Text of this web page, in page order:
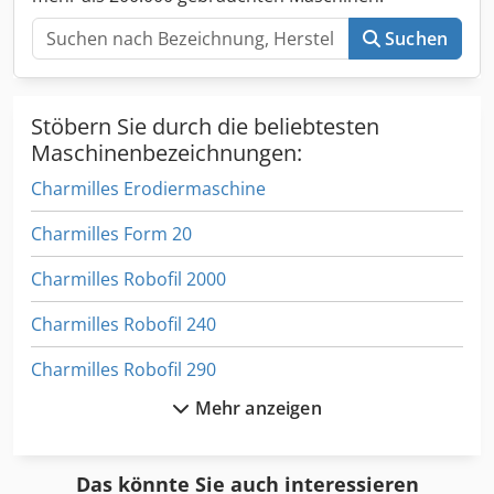
Suchen
Stöbern Sie durch die beliebtesten
Maschinenbezeichnungen:
Charmilles Erodiermaschine
Charmilles Form 20
Charmilles Robofil 2000
Charmilles Robofil 240
Charmilles Robofil 290
Charmilles Robofil 310Mehr anzeigen
Das könnte Sie auch interessieren